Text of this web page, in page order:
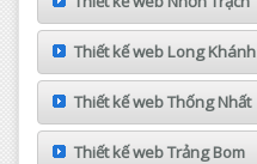
Thiết kế web Long Khánh
Thiết kế web Thống Nhất
Thiết kế web Trảng Bom